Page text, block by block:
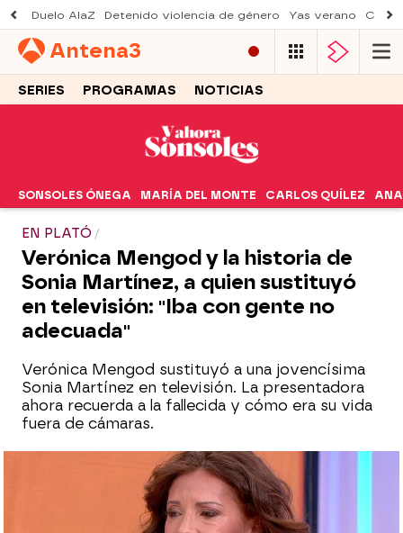
Duelo AlaZ Detenido violencia de género Yas verano
Antena3
SERIES PROGRAMAS NOTICIAS
SONSOLES ÓNEGA MARÍA DEL MONTE CARLOS QUÍLEZ ANA
EN PLATÓ
Verónica Mengod y la historia de
Sonia Martínez, a quien sustituyó
en televisión: "Iba con gente no
adecuada"
Verónica Mengod sustituyó a una jovencísima
Sonia Martínez en televisión. La presentadora
ahora recuerda a la fallecida y cómo era su vida
fuera de cámaras.